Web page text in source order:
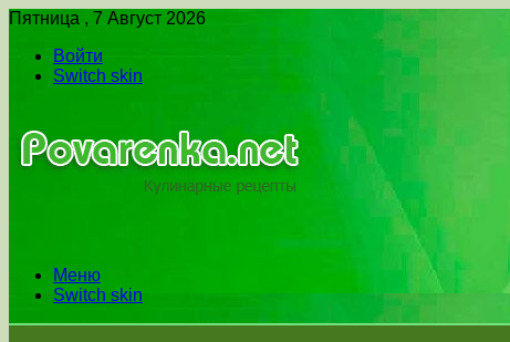
Пятница , 7 Август 2026
Войти
Switch skin
Меню
Switch skin